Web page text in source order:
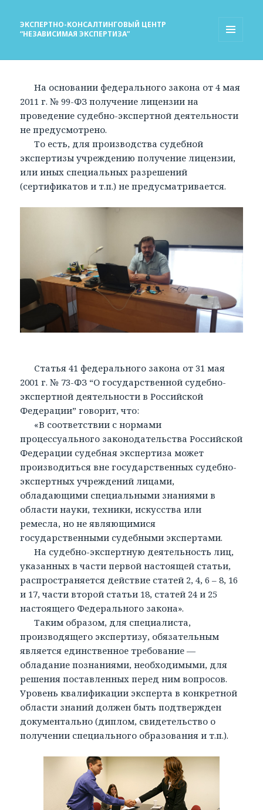
ЭКСПЕРТНО-КОНСАЛТИНГОВЫЙ ЦЕНТР
“НЕЗАВИСИМАЯ ЭКСПЕРТИЗА”
На основании федерального закона от 4 мая
2011 г. № 99-ФЗ получение лицензии на
проведение судебно-экспертной деятельности
не предусмотрено.
То есть, для производства судебной
экспертизы учреждению получение лицензии,
или иных специальных разрешений
(сертификатов и т.п.) не предусматривается.
Статья 41 федерального закона от 31 мая
2001 г. № 73-ФЗ “О государственной судебно-
экспертной деятельности в Российской
Федерации” говорит, что:
«В соответствии с нормами
процессуального законодательства Российской
Федерации судебная экспертиза может
производиться вне государственных судебно-
экспертных учреждений лицами,
обладающими специальными знаниями в
области науки, техники, искусства или
ремесла, но не являющимися
государственными судебными экспертами.
На судебно-экспертную деятельность лиц,
указанных в части первой настоящей статьи,
распространяется действие статей 2, 4, 6 – 8, 16
и 17, части второй статьи 18, статей 24 и 25
настоящего Федерального закона».
Таким образом, для специалиста,
производящего экспертизу, обязательным
является единственное требование —
обладание познаниями, необходимыми, для
решения поставленных перед ним вопросов.
Уровень квалификации эксперта в конкретной
области знаний должен быть подтвержден
документально (диплом, свидетельство о
получении специального образования и т.п.).